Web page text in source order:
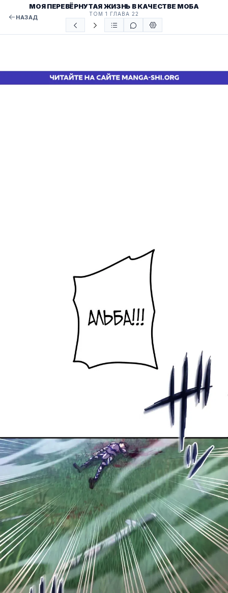
НАЗАД
МОЯ ПЕРЕВЁРНУТАЯ ЖИЗНЬ В КАЧЕСТВЕ МОБА
ТОМ 1 ГЛАВА 22